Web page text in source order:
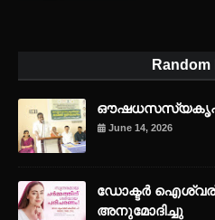
Random
ഔഷധസസ്യകൃഷി
June 14, 2026
ഡോക്ടർ
അനുമോദിച്ചു